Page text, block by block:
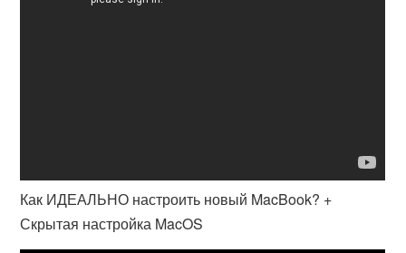
Как ИДЕАЛЬНО настроить новый MacBook? +
Скрытая настройка MacOS